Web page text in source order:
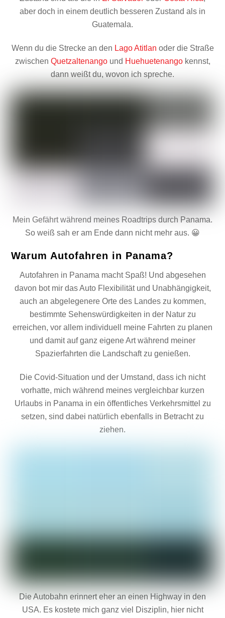
aber doch in einem deutlich besseren Zustand als in
Guatemala.
Wenn du die Strecke an den Lago Atitlan oder die Straße
zwischen Quetzaltenangound Huehuetenangokennst,
dann weißt du, wovon ich spreche.
Mein Gefährt während meines Roadtrips durch Panama.
So weiß sah er am Ende dann nicht mehr aus. 😀
Warum Autofahren in Panama?
Autofahren in Panama macht Spaß! Und abgesehen
davon bot mir das Auto Flexibilität und Unabhängigkeit,
auch an abgelegenere Orte des Landes zu kommen,
bestimmte Sehenswürdigkeiten in der Natur zu
erreichen, vor allem individuell meine Fahrten zu planen
und damit auf ganz eigene Art während meiner
Spazierfahrten die Landschaft zu genießen.
Die Covid-Situation und der Umstand, dass ich nicht
vorhatte, mich während meines vergleichbar kurzen
Urlaubs in Panama in ein öffentliches Verkehrsmittel zu
setzen, sind dabei natürlich ebenfalls in Betracht zu
ziehen.
Die Autobahn erinnert eher an einen Highway in den
USA. Es kostete mich ganz viel Disziplin, hier nicht